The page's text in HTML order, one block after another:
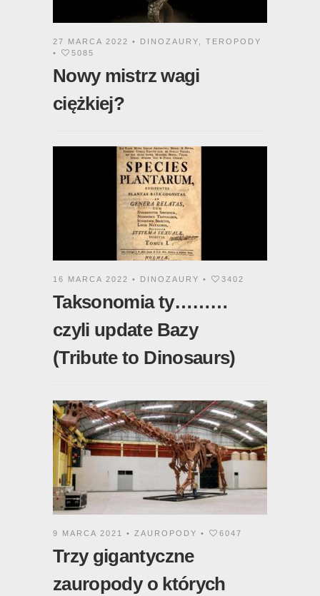
27 MARCA 2022 • DINOZAURY
TEROPODY
•
5085
Nowy mistrz wagi
ciężkiej?
16 MARCA 2022 • DINOZAURY • 3402
Taksonomia ty………
czyli update Bazy
(Tribute to Dinosaurs)
9 MARCA 2021 • ZAUROPODY • 6047
Trzy gigantyczne
zauropody o których